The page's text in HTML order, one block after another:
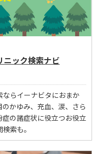
ニック検索ナビ
らイーナビタにおまか
かゆみ、充血、涙、さら
の諸症状に役立つお役立
索も。